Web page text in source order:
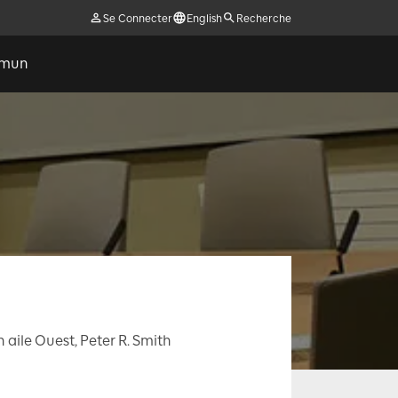
Se Connecter English Recherche
Ouest, Peter R. Smith